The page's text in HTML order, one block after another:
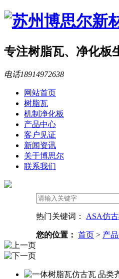
专注树脂瓦、净化板
电话18914972638
网站首页
树脂瓦
机制净化板
产品中心
客户见证
新闻资讯
关于博思尔
联系我们
热门关键词： ASA仿
您的位置： 首页 > 产